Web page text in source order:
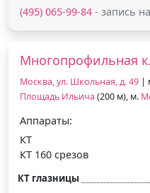
(495) 065-99-84 - запись
Многопрофильная
Москва, ул. Школьная, д. 49 |
Площадь Ильича (200 м), м.
Аппараты:
КТ
КТ 160 срезов
КТ глазницы